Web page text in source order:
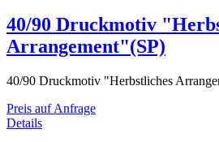
40/90 Druckmotiv
Arrangement"(SP)
40/90 Druckmotiv "Herbstliches
Preis auf Anfrage
Details